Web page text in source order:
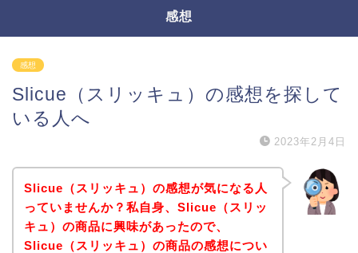
感想
感想
Slicue（スリッキュ）の感想を探して
いる人へ
2023年2月4日
Slicue（スリッキュ）の感想が気になる人
っていませんか？私自身、Slicue（スリッ
キュ）の商品に興味があったので、
Slicue（スリッキュ）の商品の感想につい